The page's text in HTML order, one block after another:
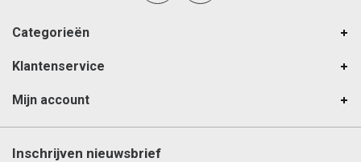
Categorieën
Klantenservice
Mijn account
Inschrijven nieuwsbrief